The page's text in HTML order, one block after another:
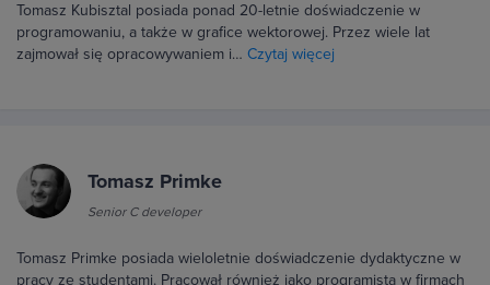
Tomasz Kubisztal posiada ponad 20-letnie doświadczenie w
programowaniu, a także w grafice wektorowej. Przez wiele lat
zajmował się opracowywaniem i… Czytaj więcej
Tomasz Primke
Senior C developer
Tomasz Primke posiada wieloletnie doświadczenie dydaktyczne w
pracy ze studentami. Pracował również jako programista w firmach